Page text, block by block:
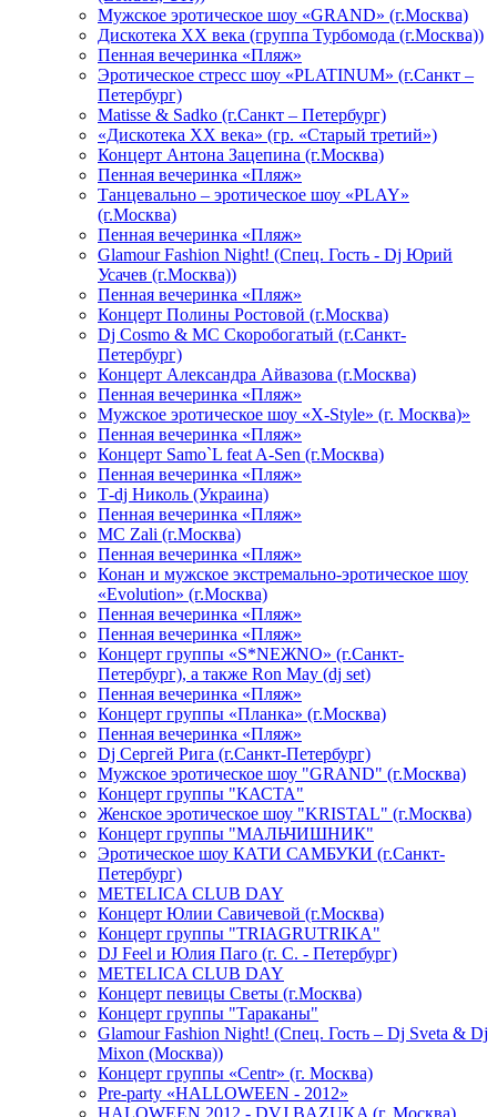
Мужское эротическое шоу «GRAND» (г.Москва)
Дискотека XX века (группа Турбомода (г.Москва))
Пенная вечеринка «Пляж»
Эротическое стресс шоу «PLATINUM» (г.Санкт –
Петербург)
Matisse & Sadko (г.Санкт – Петербург)
«Дискотека ХХ века» (гр. «Старый третий»)
Концерт Антона Зацепина (г.Москва)
Пенная вечеринка «Пляж»
Танцевально – эротическое шоу «PLAY»
(г.Москва)
Пенная вечеринка «Пляж»
Glamour Fashion Night! (Спец. Гость - Dj Юрий
Усачев (г.Москва))
Пенная вечеринка «Пляж»
Концерт Полины Ростовой (г.Москва)
Dj Cosmo & МС Скоробогатый (г.Санкт-
Петербург)
Концерт Александра Айвазова (г.Москва)
Пенная вечеринка «Пляж»
Мужское эротическое шоу «X-Style» (г. Москва)»
Пенная вечеринка «Пляж»
Концерт Samo`L feat A-Sen (г.Москва)
Пенная вечеринка «Пляж»
Т-dj Николь (Украина)
Пенная вечеринка «Пляж»
МС Zali (г.Москва)
Пенная вечеринка «Пляж»
Конан и мужское экстремально-эротическое шоу
«Evolution» (г.Москва)
Пенная вечеринка «Пляж»
Пенная вечеринка «Пляж»
Концерт группы «S*NEЖNO» (г.Санкт-
Петербург), а также Ron May (dj set)
Пенная вечеринка «Пляж»
Концерт группы «Планка» (г.Москва)
Пенная вечеринка «Пляж»
Dj Сергей Рига (г.Санкт-Петербург)
Мужское эротическое шоу "GRAND" (г.Москва)
Концерт группы "КАСТА"
Женское эротическое шоу "KRISTAL" (г.Москва)
Концерт группы "МАЛЬЧИШНИК"
Эротическое шоу КАТИ САМБУКИ (г.Санкт-
Петербург)
METELICA CLUB DAY
Концерт Юлии Савичевой (г.Москва)
Концерт группы "TRIAGRUTRIKA"
DJ Feel и Юлия Паго (г. С. - Петербург)
METELICA CLUB DAY
Концерт певицы Светы (г.Москва)
Концерт группы "Тараканы"
Glamour Fashion Night! (Спец. Гость – Dj Sveta & Dj
Mixon (Москва))
Концерт группы «Centr» (г. Москва)
Pre-party «HALLOWEEN - 2012»
HALOWEEN 2012 - DVJ BAZUKA (г. Москва)